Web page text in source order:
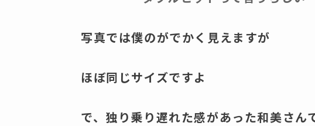
写真では僕のがでかく見えますが
ほぼ同じサイズですよ
で、独り乗り遅れた感があった和美さん